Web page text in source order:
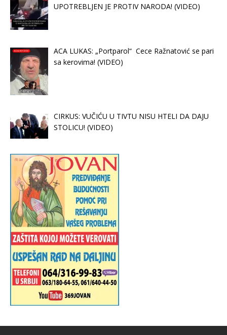
UPOTREBLJEN JE PROTIV NARODA! (VIDEO)
ACA LUKAS: „Portparol“ Cece Ražnatović se pari
sa kerovima! (VIDEO)
CIRKUS: VUČIĆU U TIVTU NISU HTELI DA DAJU
STOLICU! (VIDEO)